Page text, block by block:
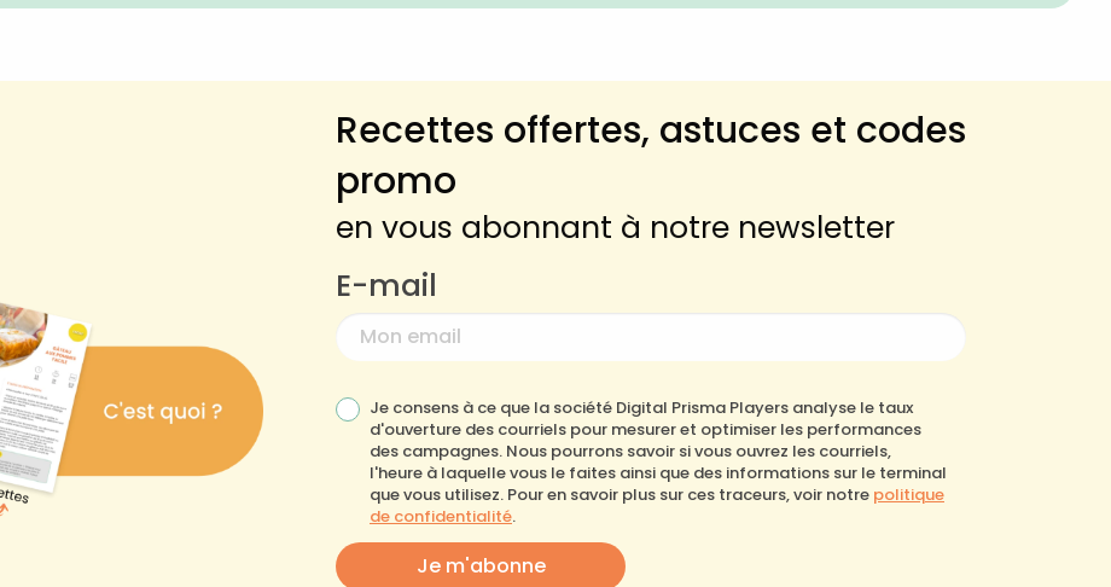
Recettes offertes, astuces et codes
promo
en vous abonnant à notre newsletter
E-mail
Je consens à ce que la société Digital Prisma Players analyse le taux
d'ouverture des courriels pour mesurer et optimiser les performances
des campagnes. Nous pourrons savoir si vous ouvrez les courriels,
l'heure à laquelle vous le faites ainsi que des informations sur le terminal
que vous utilisez. Pour en savoir plus sur ces traceurs, voir notre politique
de confidentialité.
Je m'abonne